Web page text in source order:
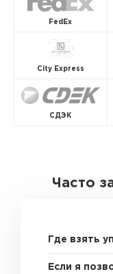
FedEx
City Express
СДЭК
Часто
Где взять
Если я